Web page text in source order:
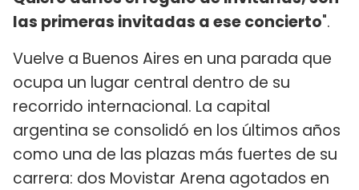
las primeras invitadas a ese concierto".
Vuelve a Buenos Aires en una parada que
ocupa un lugar central dentro de su
recorrido internacional. La capital
argentina se consolidó en los últimos años
como una de las plazas más fuertes de su
carrera: dos Movistar Arena agotados en